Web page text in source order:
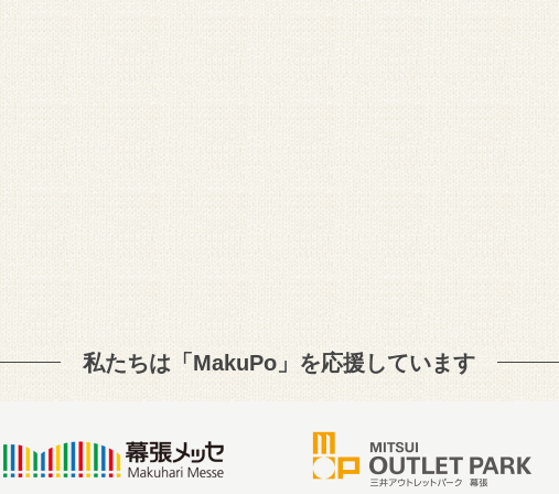
私たちは「MakuPo」を応援しています